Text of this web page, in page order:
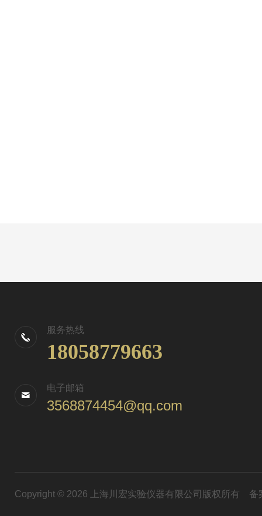
服务热线
18058779663
电子邮箱
3568874454@qq.com
Copyright © 2026 上海川宏实验仪器有限公司版权所有 备